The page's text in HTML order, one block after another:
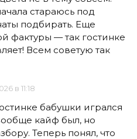
стараюсь под
подбирать. Еще
фактуры — так гостинке
Всем советую так
в 11:18
бабушки игрался
кайф был, но
Теперь понял, что